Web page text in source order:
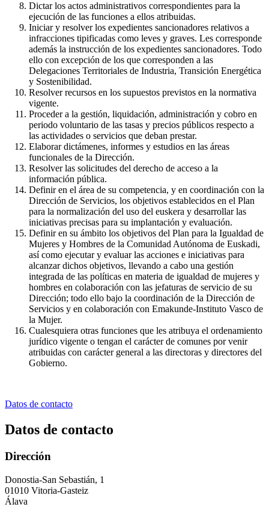
Dictar los actos administrativos correspondientes para la
ejecución de las funciones a ellos atribuidas.
Iniciar y resolver los expedientes sancionadores relativos a
infracciones tipificadas como leves y graves. Les corresponde
además la instrucción de los expedientes sancionadores. Todo
ello con excepción de los que corresponden a las
Delegaciones Territoriales de Industria, Transición Energética
y Sostenibilidad.
Resolver recursos en los supuestos previstos en la normativa
vigente.
Proceder a la gestión, liquidación, administración y cobro en
periodo voluntario de las tasas y precios públicos respecto a
las actividades o servicios que deban prestar.
Elaborar dictámenes, informes y estudios en las áreas
funcionales de la Dirección.
Resolver las solicitudes del derecho de acceso a la
información pública.
Definir en el área de su competencia, y en coordinación con la
Dirección de Servicios, los objetivos establecidos en el Plan
para la normalización del uso del euskera y desarrollar las
iniciativas precisas para su implantación y evaluación.
Definir en su ámbito los objetivos del Plan para la Igualdad de
Mujeres y Hombres de la Comunidad Autónoma de Euskadi,
así como ejecutar y evaluar las acciones e iniciativas para
alcanzar dichos objetivos, llevando a cabo una gestión
integrada de las políticas en materia de igualdad de mujeres y
hombres en colaboración con las jefaturas de servicio de su
Dirección; todo ello bajo la coordinación de la Dirección de
Servicios y en colaboración con Emakunde-Instituto Vasco de
la Mujer.
Cualesquiera otras funciones que les atribuya el ordenamiento
jurídico vigente o tengan el carácter de comunes por venir
atribuidas con carácter general a las directoras y directores del
Gobierno.
Datos de contacto
Datos de contacto
Dirección
Donostia-San Sebastián, 1
01010 Vitoria-Gasteiz
Álava